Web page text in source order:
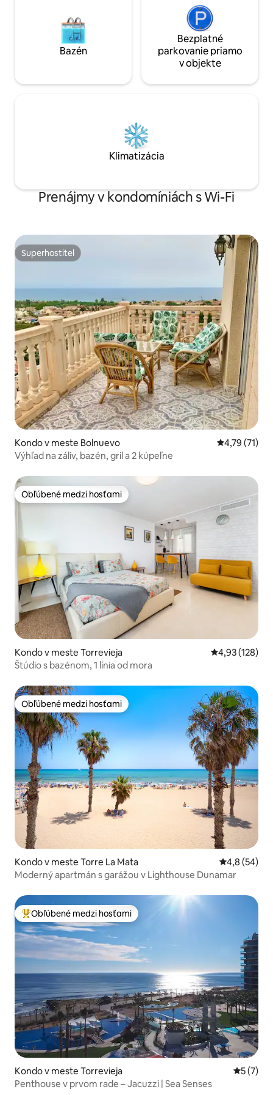
Bazén
Bezplatné
parkovanie priamo
v objekte
Klimatizácia
Prenájmy v kondomíniách s Wi-Fi
Superhostiteľ
Superhostiteľ
Kondo v meste Bolnuevo Priemerné
4,79 (71)
Výhľad na záliv, bazén, gril a 2 kúpeľne
Obľúbené medzi hosťami
Obľúbené medzi hosťami
Kondo v meste Torrevieja Priemerné
4,93 (128)
Štúdio s bazénom, 1 línia od mora
Obľúbené medzi hosťami
Obľúbené medzi hosťami
Kondo v meste Torre La Mata Priemerné
4,8 (54)
Moderný apartmán s garážou v Lighthouse Dunamar
Najobľúbenejšie medzi hosťami
Obľúbené medzi hosťami
Kondo v meste Torrevieja
5 (7)
Penthouse v prvom rade – Jacuzzi | Sea Senses